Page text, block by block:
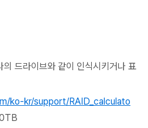
드라이브와 같이 인식시키거나 표
ko-kr/support/RAID_calculato